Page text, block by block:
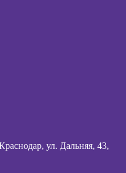
ул. Дальняя, 43,